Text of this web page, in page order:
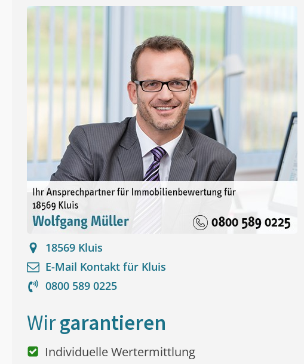
18569 Kluis
E-Mail Kontakt für Kluis
0800 589 0225
Wirgarantieren
Individuelle Wertermittlung